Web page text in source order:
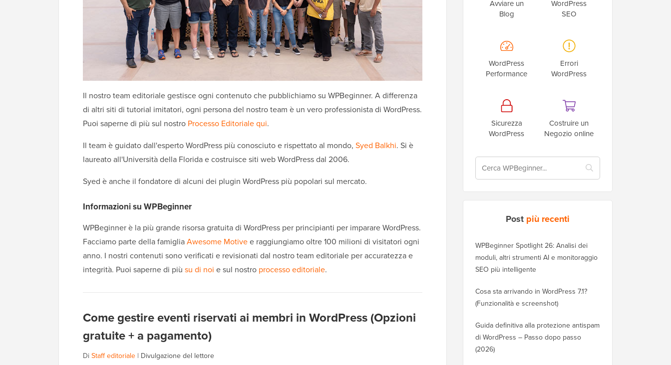
Il nostro team editoriale gestisce ogni contenuto che pubblichiamo su WPBeginner. A differenza
di altri siti di tutorial imitatori, ogni persona del nostro team è un vero professionista di WordPress.
Puoi saperne di più sul nostro Processo Editoriale qui.
Il team è guidato dall'esperto WordPress più conosciuto e rispettato al mondo, Syed Balkhi. Si è
laureato all'Università della Florida e costruisce siti web WordPress dal 2006.
Syed è anche il fondatore di alcuni dei plugin WordPress più popolari sul mercato.
Informazioni su WPBeginner
WPBeginner è la più grande risorsa gratuita di WordPress per principianti per imparare WordPress.
Facciamo parte della famigliaAwesome Motivee raggiungiamo oltre 100 milioni di visitatori ogni
anno. I nostri contenuti sono verificati e revisionati dal nostro team editoriale per accuratezza e
integrità. Puoi saperne di più su di noi e sul nostro processo editoriale.
Come gestire eventi riservati ai membri in WordPress (Opzioni
gratuite + a pagamento)
DiStaff editoriale | Divulgazione del lettore
Avviare un
Blog
WordPress
SEO
WordPress
Performance
Errori
WordPress
Sicurezza
WordPress
Costruire un
Negozio online
Post più recenti
WPBeginner Spotlight 26: Analisi dei
moduli, altri strumenti AI e monitoraggio
SEO più intelligente
Cosa sta arrivando in WordPress 7.1?
(Funzionalità e screenshot)
Guida definitiva alla protezione antispam
di WordPress – Passo dopo passo
(2026)